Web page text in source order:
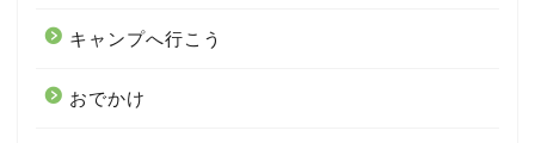
キャンプへ行こう
おでかけ